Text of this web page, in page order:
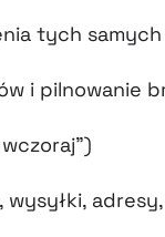
tych
i pilnowanie